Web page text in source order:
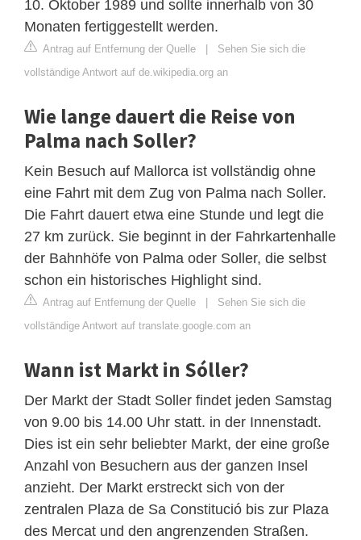
10. Oktober 1989 und sollte innerhalb von 30
Monaten fertiggestellt werden.
Antrag auf Entfernung der Quelle | Sehen Sie sich die
vollständige Antwort auf de.wikipedia.org an
Wie lange dauert die Reise von
Palma nach Soller?
Kein Besuch auf Mallorca ist vollständig ohne
eine Fahrt mit dem Zug von Palma nach Soller.
Die Fahrt dauert etwa eine Stunde und legt die
27 km zurück. Sie beginnt in der Fahrkartenhalle
der Bahnhöfe von Palma oder Soller, die selbst
schon ein historisches Highlight sind.
Antrag auf Entfernung der Quelle | Sehen Sie sich die
vollständige Antwort auf translate.google.com an
Wann ist Markt in Sóller?
Der Markt der Stadt Soller findet jeden Samstag
von 9.00 bis 14.00 Uhr statt. in der Innenstadt.
Dies ist ein sehr beliebter Markt, der eine große
Anzahl von Besuchern aus der ganzen Insel
anzieht. Der Markt erstreckt sich von der
zentralen Plaza de Sa Constitució bis zur Plaza
des Mercat und den angrenzenden Straßen.